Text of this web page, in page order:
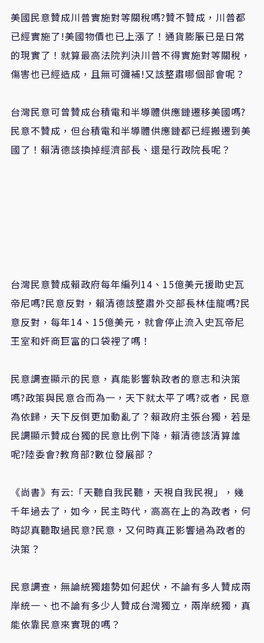
美國民意贊成川普實施對等關稅嗎?贊不贊成，川普都
已經實施了!美國物價也已上漲了！通貨膨脹已是日常
的現實了！就算最高法院判決川普不得實施對等關稅，
傷害也已經造成，且無可彌補!又該整肅哪個部會呢？
台灣民意可曾贊成台積電和半導體供應鏈遷移美國嗎?
民意不贊成，但台積電和半導體供應鏈都已經搬遷到美
國了！賴清德該換掉經濟部長、還是行政院長呢？
台灣民意贊成賴政府每年編列14、15億美元援助史瓦
帝尼嗎?民意反對，賴清德該整肅外交部長林佳龍嗎?民
意反對，每年14、15億美元，就會停止流入史瓦帝尼
王室和奸商巨富的口袋裡了嗎！
民意調查顯示的民意，真能影響執政者的意志和決策
嗎?政策與民意合而為一，天下就太平了嗎?或者，民意
為依歸，天下反倒更加動亂了？賴政府主張台獨，若是
民調顯示贊成台獨的民意比例下降，賴清德該清算誰
呢?陸委會?教育部?數位發展部？
《尚書》有云:「天聽自我民聽，天視自我民視」，幾
千年過去了，如今，民主時代，高高在上的為政者，何
時認真聽取過民意?民意，又何時真正影響過為政者的
決策？
民意調查，無論統獨趨勢如何起伏，不論有多人贊成兩
岸統一、也不論有多少人贊成台灣獨立，兩岸統獨，真
能依靠民意來實現的嗎？